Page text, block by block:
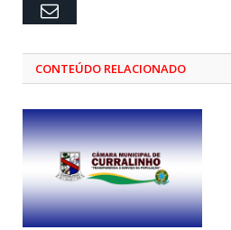
Email
CONTEÚDO RELACIONADO